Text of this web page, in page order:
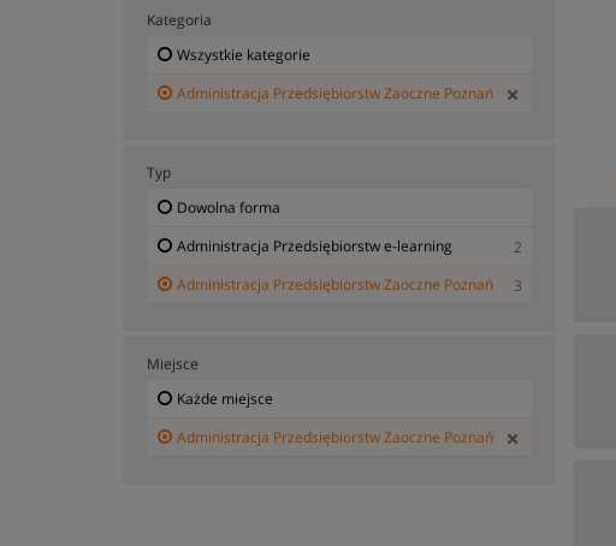
Kategoria
Wszystkie kategorie
Administracja Przedsiębiorstw Zaoczne Poznań
Typ
Dowolna forma
Administracja Przedsiębiorstw e-learning
2
Administracja Przedsiębiorstw Zaoczne Poznań
3
Miejsce
Każde miejsce
Administracja Przedsiębiorstw Zaoczne Poznań